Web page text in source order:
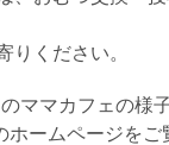
りください。
ママカフェの様子
ホームページをご